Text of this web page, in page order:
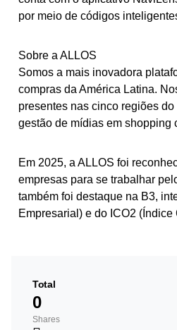
por meio de códigos
Sobre a ALLOS
Somos a mais inovadora
compras da América Latina.
presentes nas cinco regiões
gestão de mídias em shopping
Em 2025, a ALLOS foi
empresas para se trabalhar
também foi destaque na B3,
Empresarial) e do ICO2
Total
0
Shares